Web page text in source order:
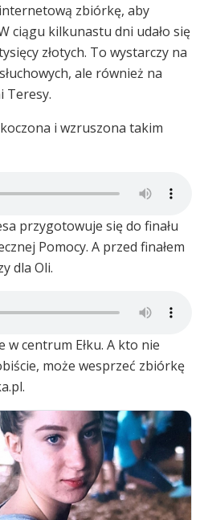
zbiórkę, aby
ciągu kilkunastu dni udało się
złotych. To wystarczy na
ale również na
Teresy.
i wzruszona takim
przygotowuje się do finału
Pomocy. A przed finałem
dla Oli.
centrum Ełku. A kto nie
może wesprzeć zbiórkę